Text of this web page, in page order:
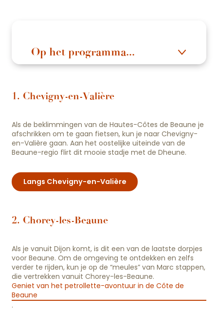
Op het programma...
1. Chevigny-en-Valière
Als de beklimmingen van de Hautes-Côtes de Beaune je
afschrikken om te gaan fietsen, kun je naar Chevigny-
en-Valière gaan. Aan het oostelijke uiteinde van de
Beaune-regio flirt dit mooie stadje met de Dheune.
Langs Chevigny-en-Valière
2. Chorey-les-Beaune
Als je vanuit Dijon komt, is dit een van de laatste dorpjes
voor Beaune. Om de omgeving te ontdekken en zelfs
verder te rijden, kun je op de “meules” van Marc stappen,
die vertrekken vanuit Chorey-les-Beaune.
Geniet van het petrollette-avontuur in de Côte de
Beaune
.